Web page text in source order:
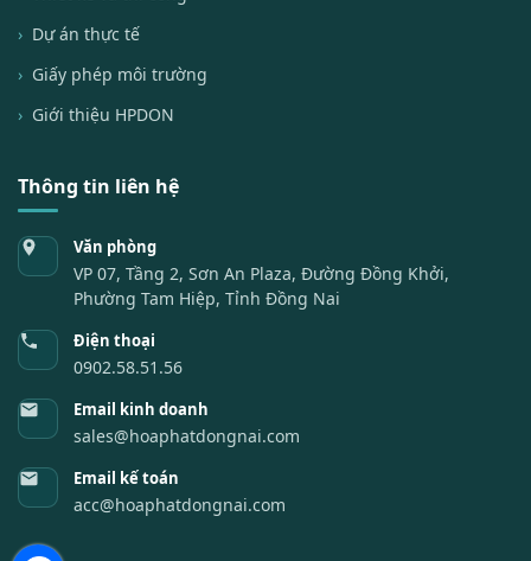
Dự án thực tế
Giấy phép môi trường
Giới thiệu HPDON
Thông tin liên hệ
Văn phòng
VP 07, Tầng 2, Sơn An Plaza, Đường Đồng Khởi,
Phường Tam Hiệp, Tỉnh Đồng Nai
Điện thoại
0902.58.51.56
Email kinh doanh
sales@hoaphatdongnai.com
Email kế toán
acc@hoaphatdongnai.com